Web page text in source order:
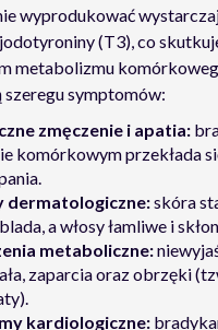
wyprodukować
(T3), co
metabolizmu
symptomów:
zmęczenie i apatia:
komórkowym przekłada
dermatologiczne:skóra
a włosy łamliwe i
metaboliczne:
zaparcia oraz obrzęki
kardiologiczne: